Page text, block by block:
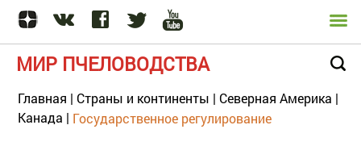
МИР ПЧЕЛОВОДСТВА
Главная | Страны и континенты | Северная Америка |
Канада | Государственное регулирование